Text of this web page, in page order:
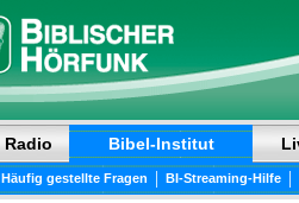
Radio Bibel-Institut
Häufig gestellte Fragen | BI-Streaming-Hilfe |